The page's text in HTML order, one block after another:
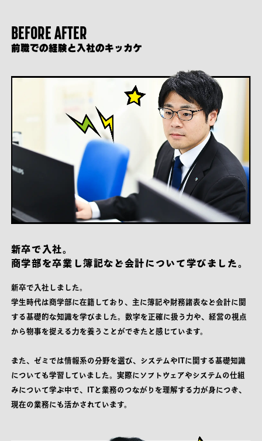
BEFORE AFTER
前職での経験と入社のキッカケ
新卒で入社。
商学部を卒業し簿記など会計について学びました。
新卒で入社しました。
学生時代は商学部に在籍しており、主に簿記や財務諸表など会計に関
する基礎的な知識を学びました。数字を正確に扱う力や、経営の視点
から物事を捉える力を養うことができたと感じています。
また、ゼミでは情報系の分野を選び、システムやITに関する基礎知識
についても学習していました。実際にソフトウェアやシステムの仕組
みについて学ぶ中で、ITと業務のつながりを理解する力が身につき、
現在の業務にも活かされています。